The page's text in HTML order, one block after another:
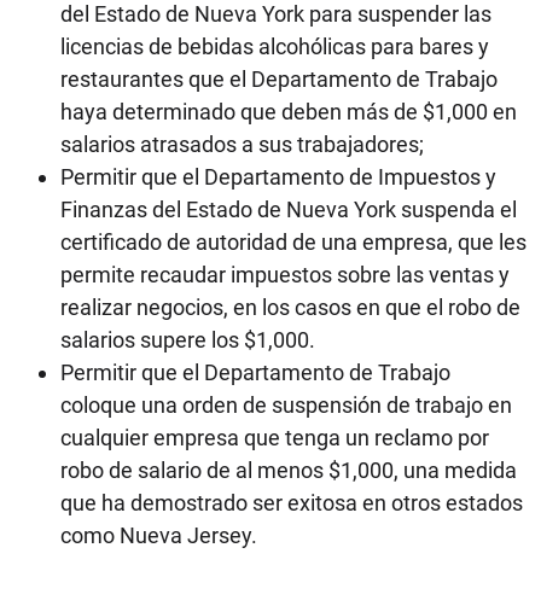
del Estado de Nueva York para suspender las
licencias de bebidas alcohólicas para bares y
restaurantes que el Departamento de Trabajo
haya determinado que deben más de $1,000 en
salarios atrasados a sus trabajadores;
Permitir que el Departamento de Impuestos y
Finanzas del Estado de Nueva York suspenda el
certificado de autoridad de una empresa, que les
permite recaudar impuestos sobre las ventas y
realizar negocios, en los casos en que el robo de
salarios supere los $1,000.
Permitir que el Departamento de Trabajo
coloque una orden de suspensión de trabajo en
cualquier empresa que tenga un reclamo por
robo de salario de al menos $1,000, una medida
que ha demostrado ser exitosa en otros estados
como Nueva Jersey.